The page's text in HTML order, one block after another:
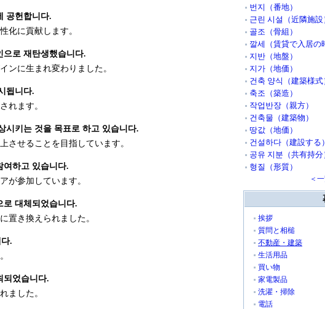
공헌합니다.
化に貢献します。
으로 재탄생했습니다.
ンに生まれ変わりました。
됩니다.
れます。
시키는 것을 목표로 하고 있습니다.
させることを目指しています。
여하고 있습니다.
が参加しています。
로 대체되었습니다.
置き換えられました。
.
되었습니다.
ました。
번지（番地）
근린 시설（近隣施設
골조（骨組）
깔세（賃貸で入居の
지반（地盤）
지가（地価）
건축 양식（建築様式
축조（築造）
작업반장（親方）
건축물（建築物）
땅값（地価）
건설하다（建設する）
공유 지분（共有持分
형질（形質）
＜
挨拶
質問と相槌
不動産・建築
生活用品
買い物
家電製品
洗濯・掃除
電話